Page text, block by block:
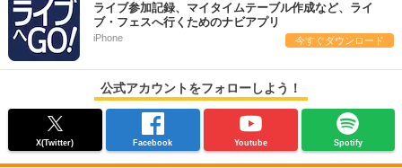
ライブ参加記録、マイタイムテーブル作成など、ライ
ブ・フェスへ行くためのナビアプリ
iPhone 今すぐダウンロード
公式アカウントをフォローしよう！
X(Twitter) Facebook Youtube Spotify